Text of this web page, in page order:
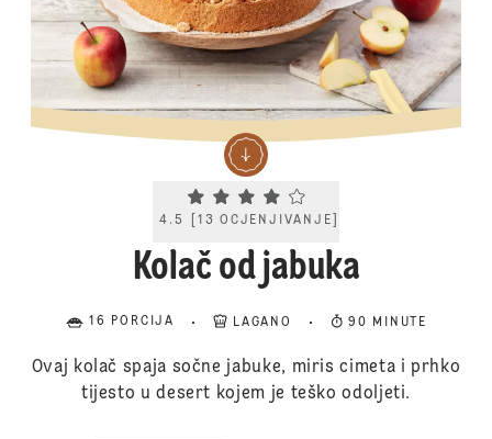
Current rating 4.5. Click to rate.
4.5 13 OCJENJIVANJE
Kolač od jabuka
16 PORCIJA LAGANO 90 MINUTE
Ovaj kolač spaja sočne jabuke, miris cimeta i prhko
tijesto u desert kojem je teško odoljeti.